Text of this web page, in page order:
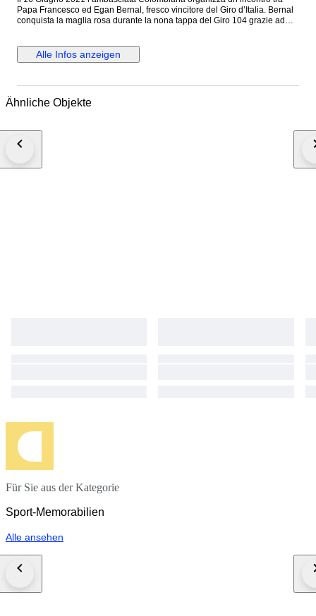
Papa Francesco ed Egan Bernal, fresco vincitore del Giro d’Italia. Bernal
conquista la maglia rosa durante la nona tappa del Giro 104 grazie ad
di regalare a Papa Francesco la Maglia Rosa appena vinta ed una
bicicletta Pinarello Dogma F12 custom, come gesto simbolico di
del Papa rappresenta uno dei simboli più importanti per lui. Si tratta
per la particolarità di design. Taglia 53 Cambio Shimano Ultregra
Alle Infos anzeigen
Ähnliche Objekte
Für Sie aus der Kategorie
Sport-Memorabilien
Alle ansehen